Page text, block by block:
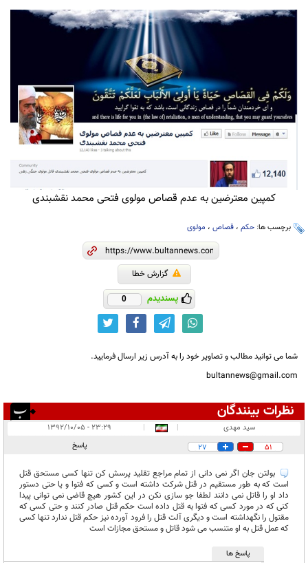
کمپین معترضین به عدم قصاص مولوی فتحی محمد نقشبندی
برچسب ها: حکم ، قصاص ، مولوی
گزارش خطا
پسندیدم 0
شما می توانید مطالب و تصاویر خود را به آدرس زیر ارسال فرمایید.
bultannews@gmail.com
نظرات بینندگان
در انتظار بررسی:۱
سید مهدی |
|
۲۳:۲۹ - ۱۳۹۲/۱۰/۰۵
51
27 پاسخ
بولتن جان اگر نمی دانی از تمام مراجع تقلید پرسش کن تنها کسی مستحق قتل
است که به طور مستقیم در قتل شرکت داشته است و کسی که فتوا و یا حتی دستور
داد او را قاتل نمی دانند لطفا جو سازی نکن در این کشور هیچ قاضی نمی توانی پیدا
کنی که در مورد کسی که فتوا به قتل داده است حکم قتل صادر کنند و حتی کسی که
مقتول را نگهداشته است و دیگری آلت قتل را فرود آورده نیز حکم قتل ندارد تنها کسی
که عمل قتل به او متنسب می شود قاتل و مستحق مجازات است
پاسخ ها